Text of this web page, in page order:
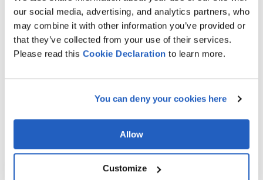
our social media, advertising, and analytics partners, who
may combine it with other information you’ve provided or
that they’ve collected from your use of their services.
Please read this Cookie Declaration to learn more.
You can deny your cookies here
Allow
Customize
las materias primas necesarias para su examen
mediante el SES. Colocación de materiales en stock
Selección automática del algoritmo de colocación
óptimo.
Inventario basado en FIFO y FEFO. Tratamiento
de control de inventario FIFO (First In, First Out) y
FEFO (First Expired, First Out).